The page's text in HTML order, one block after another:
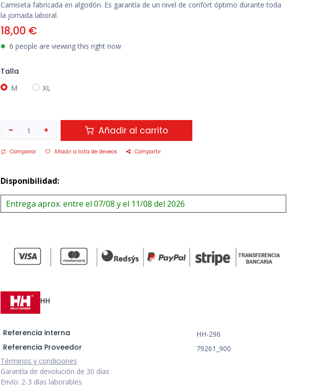
Camiseta fabricada en algodón. Es garantía de un nivel de confort óptimo durante toda
la jornada laboral.
18,00 €
6 people are viewing this right now
Talla
M XL
Añadir al carrito
Comparar Añadir a lista de deseos Compartir
Disponibilidad:
Entrega aprox. entre el 07/08 y el 11/08 del 2026
HH
Referencia interna HH-296
Referencia Proveedor
79261_900
Términos y condiciones
Garantía de devolución de 30 días
Envío: 2-3 días laborables